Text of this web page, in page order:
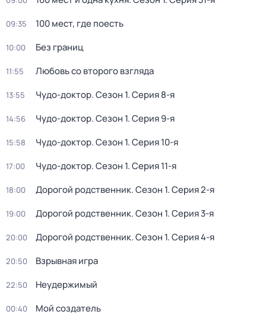
09:35 100 мест, где поесть
10:00 Без границ
11:55 Любовь со второго взгляда
13:55 Чудо-доктор. Сезон 1. Серия 8-я
14:56 Чудо-доктор. Сезон 1. Серия 9-я
15:58 Чудо-доктор. Сезон 1. Серия 10-я
17:00 Чудо-доктор. Сезон 1. Серия 11-я
18:00 Дорогой родственник. Сезон 1. Серия 2-я
19:00 Дорогой родственник. Сезон 1. Серия 3-я
20:00 Дорогой родственник. Сезон 1. Серия 4-я
20:50 Взрывная игра
22:50 Неудержимый
00:40 Мой создатель